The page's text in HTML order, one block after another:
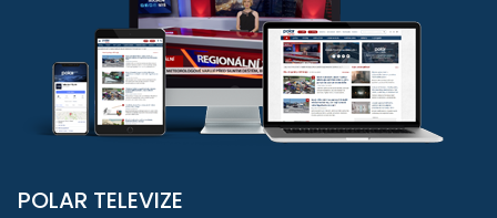
POLAR TELEVIZE